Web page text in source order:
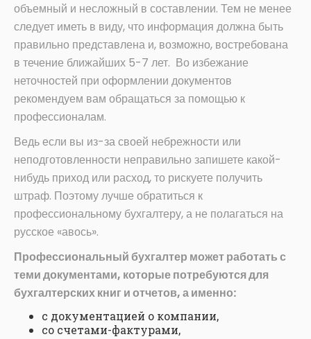
объемный и несложный в составлении. Тем не менее
следует иметь в виду, что информация должна быть
правильно представлена и, возможно, востребована
в течение ближайших 5-7 лет. Во избежание
неточностей при оформлении документов
рекомендуем вам обращаться за помощью к
профессионалам.
Ведь если вы из-за своей небрежности или
неподготовленности неправильно запишете какой-
нибудь приход или расход, то рискуете получить
штраф. Поэтому лучше обратиться к
профессиональному бухгалтеру, а не полагаться на
русское «авось».
Профессиональный бухгалтер может работать с
теми документами, которые потребуются для
бухгалтерских книг и отчетов, а именно:
с документацией о компании,
со счетами-фактурами,